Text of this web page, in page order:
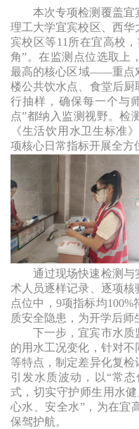
访
举
报
本次专项检测覆盖宜
理工大学宜宾校区、西
宾校区等11所在宜高校
角”。在监测点位选取上
最高的核心区域——重点
楼公共饮水点、食堂后
行抽样，确保每一个与
点”都纳入监测视野。检
《生活饮用水卫生标准
项核心日常指标开展全方
通过现场快速检测与
术人员逐样记录、逐项核
点位中，9项指标均
质安全隐患，为开学后师
下一步，宜宾市水质
的用水工况变化，针对
等特点，制定差异化复
引发水质波动，以“常
式，切实守护师生用水
心水、安全水”，为在宜
保驾护航。